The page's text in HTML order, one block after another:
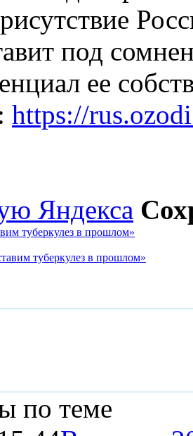
под
ее
https://
Яндекса
туберкулез в прошлом»
по теме